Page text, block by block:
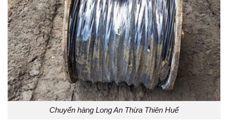
Chuyển hàng Long An Thừa Thiên Huế